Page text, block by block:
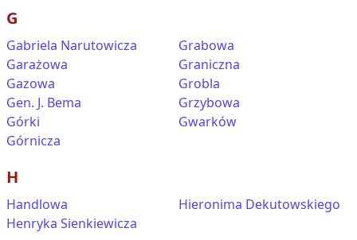
G
Gabriela Narutowicza
Garażowa
Gazowa
Gen. J. Bema
Górki
Górnicza
Grabowa
Graniczna
Grobla
Grzybowa
Gwarków
H
Handlowa
Henryka Sienkiewicza
Hieronima Dekutowskiego